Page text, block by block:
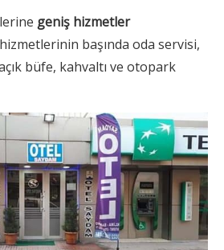
geniş hizmetler
başında oda servisi,
büfe, kahvaltı ve otopark